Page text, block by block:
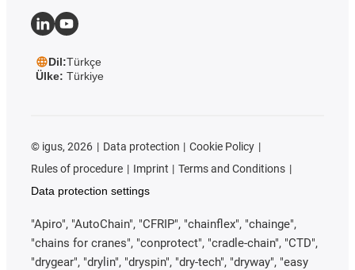
Dil:Türkçe
Ülke: Türkiye
© igus, 2026 Data protection
Cookie Policy
Rules of procedure
Imprint
Terms and Conditions
Data protection settings
"Apiro", "AutoChain", "CFRIP", "chainflex", "chainge",
"chains for cranes", "conprotect", "cradle-chain", "CTD",
"drygear", "drylin", "dryspin", "dry-tech", "dryway", "easy